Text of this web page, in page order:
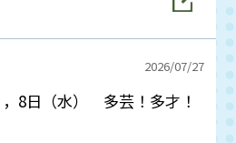
2026/07/27
8日（水） 多芸！多才！